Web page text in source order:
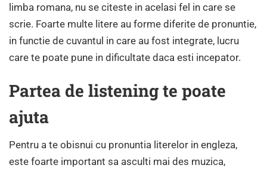
limba romana, nu se citeste in acelasi fel in care se
scrie. Foarte multe litere au forme diferite de pronuntie,
in functie de cuvantul in care au fost integrate, lucru
care te poate pune in dificultate daca esti incepator.
Partea de listening te poate
ajuta
Pentru a te obisnui cu pronuntia literelor in engleza,
este foarte important sa asculti mai des muzica,